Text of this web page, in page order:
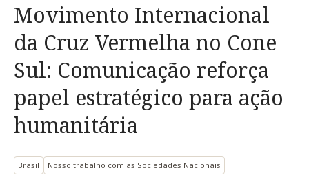
Movimento Internacional
da Cruz Vermelha no Cone
Sul: Comunicação reforça
papel estratégico para ação
humanitária
Brasil Nosso trabalho com as Sociedades Nacionais